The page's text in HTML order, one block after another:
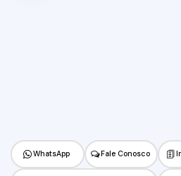
WhatsApp Fale Conosco